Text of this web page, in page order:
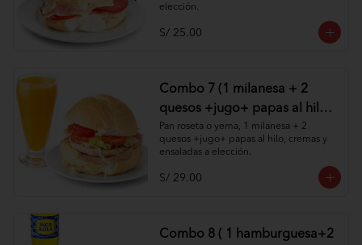
elección.
S/ 25.00
Combo 7 (1 milanesa + 2
quesos +jugo+ papas al hilo,
cremas y ensaladas )
Pan roseta o yema, 1 milanesa + 2
quesos +jugo+ papas al hilo, cremas y
ensaladas a elección.
S/ 29.00
Combo 8 ( 1 hamburguesa+2